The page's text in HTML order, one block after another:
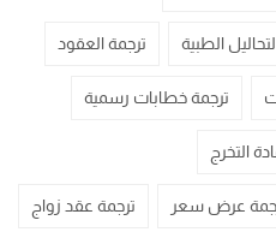
الطبية ترجمة العقود
ترجمة خطابات رسمية
التخرج
عرض سعر ترجمة عقد زواج